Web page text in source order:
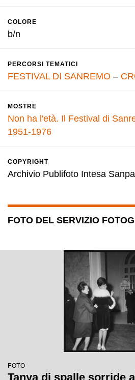
COLORE
b/n
PERCORSI TEMATICI
FESTIVAL DI SANREMO –
MOSTRE
Non ha l'età. Il Festival di
1951-1976
COPYRIGHT
Archivio Publifoto Intesa
FOTO DEL SERVIZIO
FOTO
Tanya di spalle sorride